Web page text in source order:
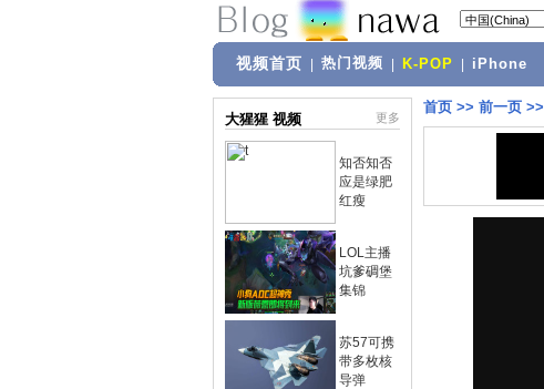
视频首页 热门视频 K-POP iPhone
大猩猩 视频 更多
知否知否
应是绿肥
红瘦
LOL主播
坑爹碉堡
集锦
苏57可携
带多枚核
导弹
首页 >> 前一页 >>